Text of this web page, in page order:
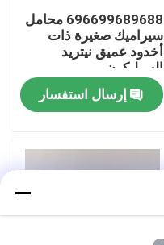
696699689688 محامل
سيراميك صغيرة ذات
أخدود عميق نيتريد
السيليكون
إرسال استفسار